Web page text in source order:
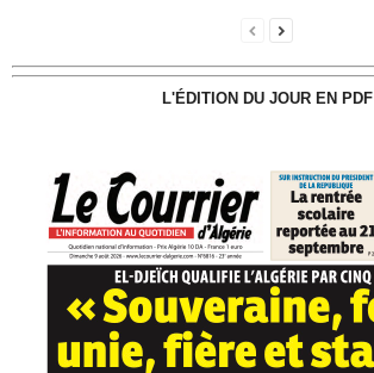
L'ÉDITION DU JOUR EN PDF